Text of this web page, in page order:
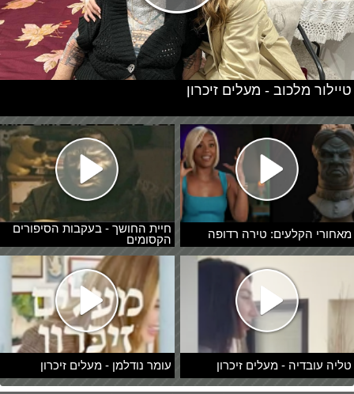
מאחורי הקלעים: טירה רדופה
חיית החושך - בעקבות הסיפורים
הקסומים
טליה עובדיה - מעלים זיכרון עומר נודלמן - מעלים זיכרון
טיילור מלכוב - מעלים זיכרון